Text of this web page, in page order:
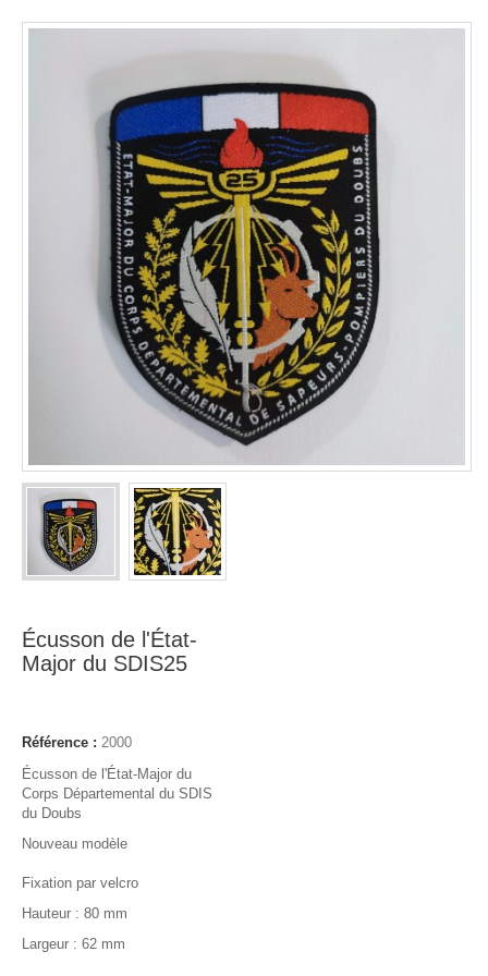
Écusson de l'État-
Major du SDIS25
Référence : 2000
Écusson de l'État-Major du
Corps Départemental du SDIS
du Doubs
Nouveau modèle
Fixation par velcro
Hauteur : 80 mm
Largeur : 62 mm